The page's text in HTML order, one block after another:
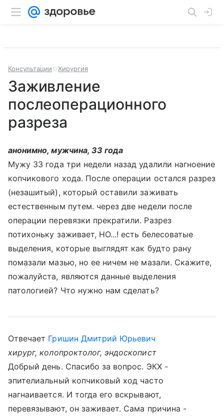
Консультации Хирургия
Заживление
послеоперационного
разреза
анонимно, мужчина, 33 года
Мужу 33 года три недели назад удалили нагноение
копчикового хода. После операции остался разрез
(незашитый), который оставили заживать
естественным путем. через две недели после
операции перевязки прекратили. Разрез
потихоньку заживает, НО...! есть белесоватые
выделения, которые выглядят как будто рану
помазали мазью, но ее ничем не мазали. Скажите,
пожалуйста, являются данные выделения
патологией? Что нужно нам сделать?
Отвечает Гришин Дмитрий Юрьевич
хирург, колопроктолог, эндоскопист
Добрый день. Спасибо за вопрос. ЭКХ -
эпителиальный копчиковый ход часто
нагнаивается. И тогда его вскрывают,
перевязывают, он заживает. Сама причина -